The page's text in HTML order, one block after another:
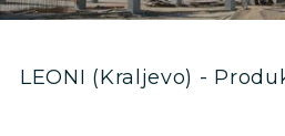
LEONI (Kraljevo) -